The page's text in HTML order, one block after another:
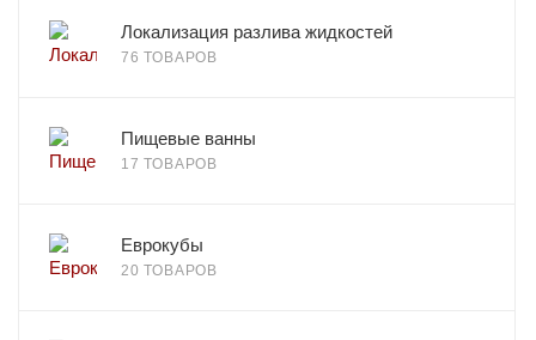
Локализация разлива жидкостей
76 ТОВАРОВ
Пищевые ванны
17 ТОВАРОВ
Еврокубы
20 ТОВАРОВ